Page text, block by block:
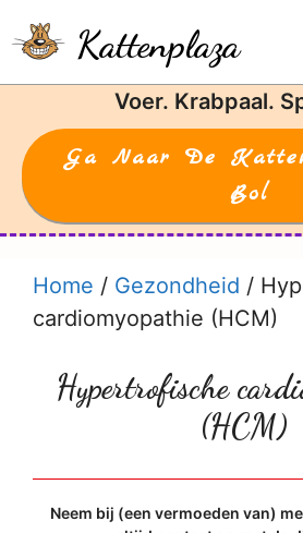
naar
de
Kattenplaza
Voer. Krabpaal.
Ga Naar De
Bol
Home / Gezondheid /
cardiomyopathie (HCM)
Hypertrofische
(HCM)
Neem bij (een vermoeden van)